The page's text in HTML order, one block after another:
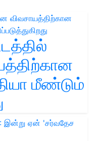
மீண்டும்